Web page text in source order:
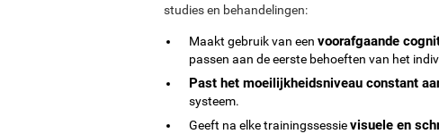
studies en behandelingen:
Maakt gebruik van een voorafgaande
passen aan de eerste behoeften van het
Past het moeilijkheidsniveau constant
systeem.
Geeft na elke trainingssessievisuele en